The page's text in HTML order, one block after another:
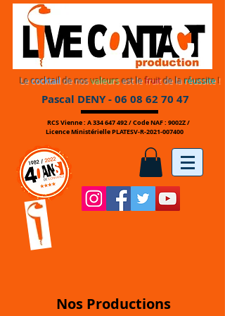
Lecocktailde nosvaleursest lefruitde la réussite!
Pascal DENY -06 08 62 70 47
RCS Vienne : A334 647 492/ Code NAF : 9002Z /
Licence Ministérielle PLATESV-R-2021-007400
Nos Productions